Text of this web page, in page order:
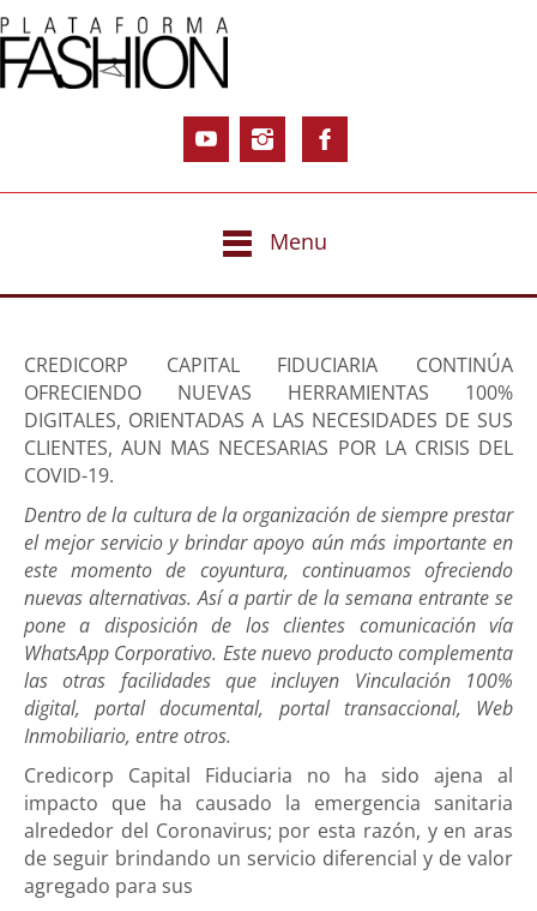
Menu
CREDICORP CAPITAL FIDUCIARIA CONTINÚA
OFRECIENDO NUEVAS HERRAMIENTAS 100%
DIGITALES, ORIENTADAS A LAS NECESIDADES DE SUS
CLIENTES, AUN MAS NECESARIAS POR LA CRISIS DEL
COVID-19.
Dentro de la cultura de la organización de siempre prestar
el mejor servicio y brindar apoyo aún más importante en
este momento de coyuntura, continuamos ofreciendo
nuevas alternativas. Así a partir de la semana entrante se
pone a disposición de los clientes comunicación vía
WhatsApp Corporativo. Este nuevo producto complementa
las otras facilidades que incluyen Vinculación 100%
digital, portal documental, portal transaccional, Web
Inmobiliario, entre otros.
Credicorp Capital Fiduciaria no ha sido ajena al
impacto que ha causado la emergencia sanitaria
alrededor del Coronavirus; por esta razón, y en aras
de seguir brindando un servicio diferencial y de valor
agregado para sus